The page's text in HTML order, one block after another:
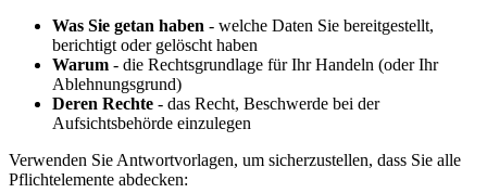
Was Sie getan haben - welche Daten Sie bereitgestellt,
berichtigt oder gelöscht haben
Warum - die Rechtsgrundlage für Ihr Handeln (oder Ihr
Ablehnungsgrund)
Deren Rechte - das Recht, Beschwerde bei der
Aufsichtsbehörde einzulegen
Verwenden Sie Antwortvorlagen, um sicherzustellen, dass Sie alle
Pflichtelemente abdecken: